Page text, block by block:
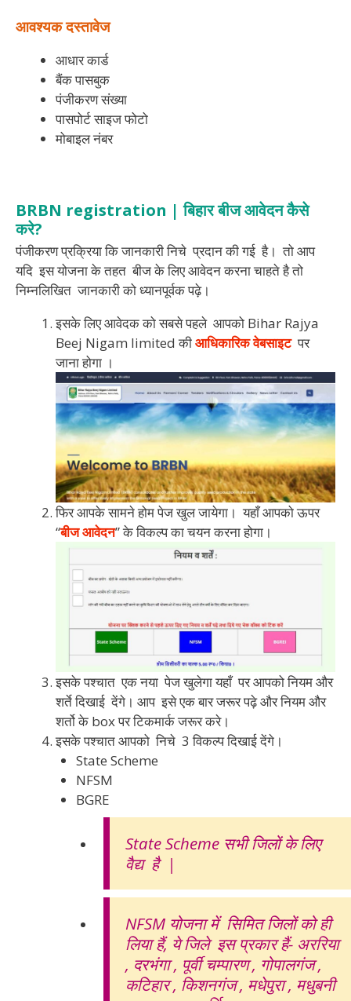
आवश्यक दस्तावेज
आधार कार्ड
बैंक पासबुक
पंजीकरण संख्या
पासपोर्ट साइज फोटो
मोबाइल नंबर
BRBN registration | बिहार बीज आवेदन कैसे
करे?
पंजीकरण प्रक्रिया कि जानकारी निचे प्रदान की गई है। तो आप
यदि इस योजना के तहत बीज के लिए आवेदन करना चाहते है तो
निम्नलिखित जानकारी को ध्यानपूर्वक पढ़े।
इसके लिए आवेदक को सबसे पहले आपको Bihar Rajya
Beej Nigam limited कीआधिकारिक वेबसाइटपर
जाना होगा ।
फिर आपके सामने होम पेज खुल जायेगा। यहाँ आपको ऊपर
“बीज आवेदन” के विकल्प का चयन करना होगा।
इसके पश्चात एक नया पेज खुलेगा यहाँ पर आपको नियम और
शर्ते दिखाई देंगे। आप इसे एक बार जरूर पढ़े और नियम और
शर्तो के box पर टिकमार्क जरूर करे।
इसके पश्चात आपको निचे 3 विकल्प दिखाई देंगे।
State Scheme
NFSM
BGRE
State Scheme सभी जिलों के लिए
वैद्य है |
NFSM योजना में सिमित जिलों को ही
लिया हैं, ये जिले इस प्रकार हैं- अररिया
, दरभंगा , पूर्वी चम्पारण , गोपालगंज ,
कटिहार , किशनगंज , मधेपुरा , मधुबनी